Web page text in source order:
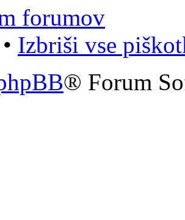
forumov
• Izbriši vse
® Forum